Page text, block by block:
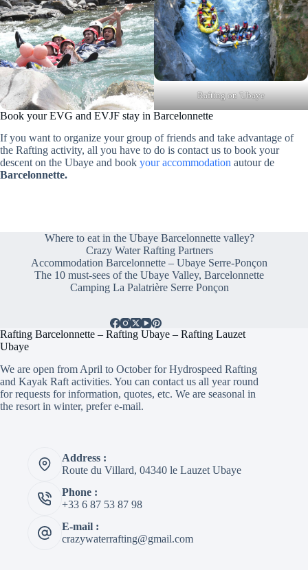
Rafting on 'Ubaye
Book your EVG and EVJF stay in Barcelonnette
If you want to organize your group of friends and take advantage of
the Rafting activity, all you have to do is contact us to book your
descent on the Ubaye and book your accommodation autour de
Barcelonnette.
Where to eat in the Ubaye Barcelonnette valley?
Crazy Water Rafting Partners
Accommodation Barcelonnette – Ubaye Serre-Ponçon
The 10 must-sees of the Ubaye Valley, Barcelonnette
Camping La Palatrière Serre Ponçon
Rafting Barcelonnette – Rafting Ubaye – Rafting Lauzet
Ubaye
We are open from April to October for Hydrospeed Rafting
and Kayak Raft activities. You can contact us all year round
for requests for information, quotes, etc. We are seasonal in
the resort in winter, prefer e-mail.
Address :
Route du Villard, 04340 le Lauzet Ubaye
Phone :
+33 6 87 53 87 98
E-mail :
crazywaterrafting@gmail.com